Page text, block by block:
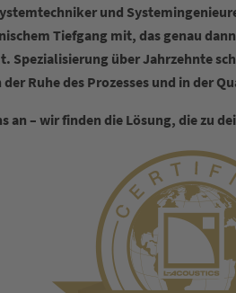
und
Tiefgang mit, das genau
Spezialisierung über Jahrzehnte
Ruhe des Prozesses und in der
an – wir finden die Lösung, die zu